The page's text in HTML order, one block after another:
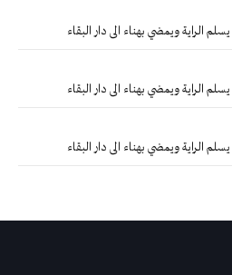
الراية ويمضي بهناء الى دار البقاء
الراية ويمضي بهناء الى دار البقاء
الراية ويمضي بهناء الى دار البقاء